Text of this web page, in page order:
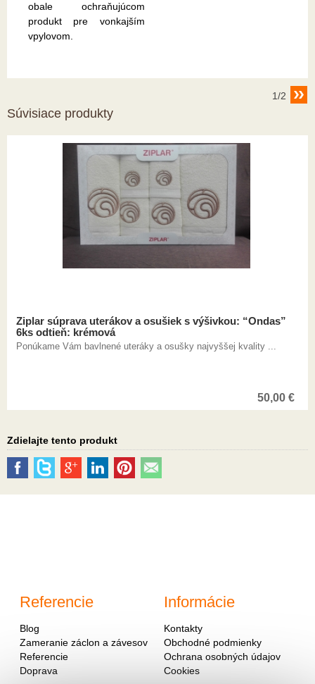
obale ochraňujúcom
produkt pre vonkajším
vpylovom.
1/2
Súvisiace produkty
Ziplar súprava uterákov a osušiek s výšivkou: “Ondas”
6ks odtieň: krémová
Ponúkame Vám bavlnené uteráky a osušky najvyššej kvality ...
50,00 €
Zdielajte tento produkt
Referencie
Blog
Zameranie záclon a závesov
Referencie
Doprava
Informácie
Kontakty
Obchodné podmienky
Ochrana osobných údajov
Cookies